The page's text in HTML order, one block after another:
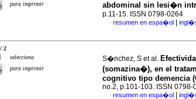
para imprimir
abdominal sin lesi�n
p.11-15. ISSN 0798-0264
· resumen en espa�ol
2
selecciona
para imprimir
S�nchez, S et al.
(somazina�), en el
cognitivo tipo demencia
no.2, p.101-103. ISSN 0798-
· resumen en espa�ol